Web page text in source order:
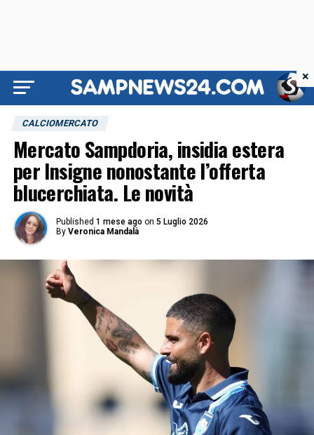
CALCIOMERCATO
Mercato Sampdoria, insidia estera
per Insigne nonostante l’offerta
blucerchiata. Le novità
Published 1 mese ago on 5 Luglio 2026
By Veronica Mandalà
×